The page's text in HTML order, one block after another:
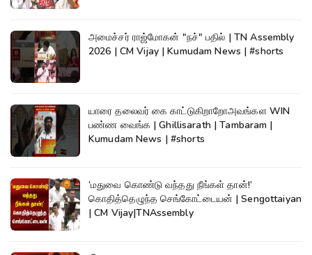
அமைச்சர் ராஜ்மோகன் "நச்" பதில் | TN Assembly
2026 | CM Vijay | Kumudam News | #shorts
யாரை தலைவர் கை காட்டுகிறாறோஅவங்கள WIN
பண்ண வைங்க | Ghillisarath | Tambaram |
Kumudam News | #shorts
‘மதுவை கொண்டு வந்தது நீங்கள் தான்!’
கொதித்தெழுந்த செங்கோட்டையன் | Sengottaiyan
| CM Vijay|TNAssembly